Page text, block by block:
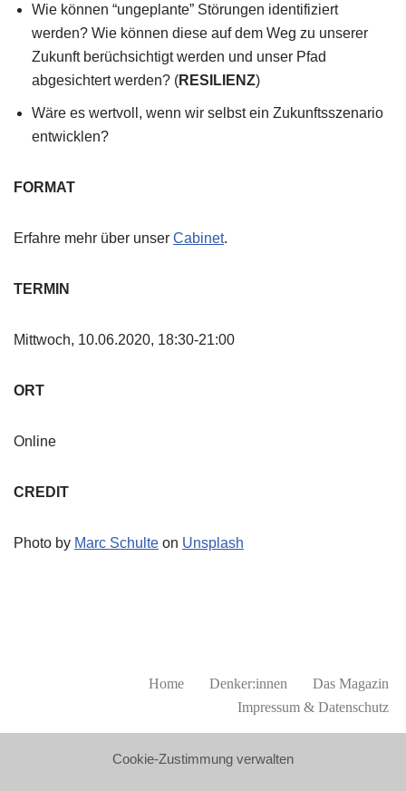
Cookie-Zustimmung verwalten
Wie können “ungeplante” Störungen identifiziert
werden? Wie können diese auf dem Weg zu unserer
Zukunft berüchsichtigt werden und unser Pfad
abgesichtert werden? (RESILIENZ)
Wäre es wertvoll, wenn wir selbst ein Zukunftsszenario
entwicklen?
FORMAT
Erfahre mehr über unser Cabinet.
TERMIN
Mittwoch, 10.06.2020, 18:30-21:00
ORT
Online
CREDIT
Photo by Marc Schulte on Unsplash
Home Denker:innen
Das Magazin
Impressum & Datenschutz